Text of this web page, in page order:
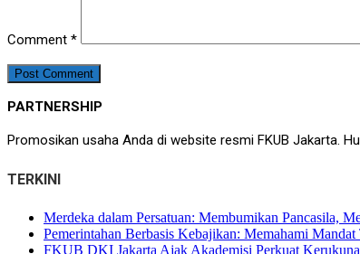
Comment *
PARTNERSHIP
Promosikan usaha Anda di website resmi FKUB Jakarta.
TERKINI
Merdeka dalam Persatuan: Membumikan Pancasila,
Pemerintahan Berbasis Kebajikan: Memahami
FKUB DKI Jakarta Ajak Akademisi Perkuat